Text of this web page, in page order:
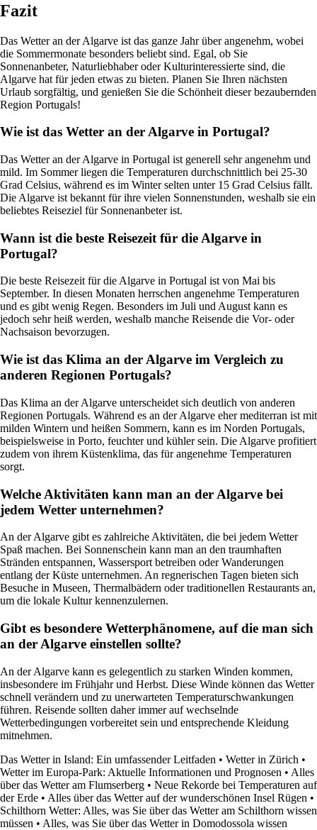
Fazit
Das Wetter an der Algarve ist das ganze Jahr über angenehm, wobei
die Sommermonate besonders beliebt sind. Egal, ob Sie
Sonnenanbeter, Naturliebhaber oder Kulturinteressierte sind, die
Algarve hat für jeden etwas zu bieten. Planen Sie Ihren nächsten
Urlaub sorgfältig, und genießen Sie die Schönheit dieser bezaubernden
Region Portugals!
Wie ist das Wetter an der Algarve in Portugal?
Das Wetter an der Algarve in Portugal ist generell sehr angenehm und
mild. Im Sommer liegen die Temperaturen durchschnittlich bei 25-30
Grad Celsius, während es im Winter selten unter 15 Grad Celsius fällt.
Die Algarve ist bekannt für ihre vielen Sonnenstunden, weshalb sie ein
beliebtes Reiseziel für Sonnenanbeter ist.
Wann ist die beste Reisezeit für die Algarve in
Portugal?
Die beste Reisezeit für die Algarve in Portugal ist von Mai bis
September. In diesen Monaten herrschen angenehme Temperaturen
und es gibt wenig Regen. Besonders im Juli und August kann es
jedoch sehr heiß werden, weshalb manche Reisende die Vor- oder
Nachsaison bevorzugen.
Wie ist das Klima an der Algarve im Vergleich zu
anderen Regionen Portugals?
Das Klima an der Algarve unterscheidet sich deutlich von anderen
Regionen Portugals. Während es an der Algarve eher mediterran ist mit
milden Wintern und heißen Sommern, kann es im Norden Portugals,
beispielsweise in Porto, feuchter und kühler sein. Die Algarve profitiert
zudem von ihrem Küstenklima, das für angenehme Temperaturen
sorgt.
Welche Aktivitäten kann man an der Algarve bei
jedem Wetter unternehmen?
An der Algarve gibt es zahlreiche Aktivitäten, die bei jedem Wetter
Spaß machen. Bei Sonnenschein kann man an den traumhaften
Stränden entspannen, Wassersport betreiben oder Wanderungen
entlang der Küste unternehmen. An regnerischen Tagen bieten sich
Besuche in Museen, Thermalbädern oder traditionellen Restaurants an,
um die lokale Kultur kennenzulernen.
Gibt es besondere Wetterphänomene, auf die man sich
an der Algarve einstellen sollte?
An der Algarve kann es gelegentlich zu starken Winden kommen,
insbesondere im Frühjahr und Herbst. Diese Winde können das Wetter
schnell verändern und zu unerwarteten Temperaturschwankungen
führen. Reisende sollten daher immer auf wechselnde
Wetterbedingungen vorbereitet sein und entsprechende Kleidung
mitnehmen.
Das Wetter in Island: Ein umfassender Leitfaden • Wetter in Zürich •
Wetter im Europa-Park: Aktuelle Informationen und Prognosen • Alles
über das Wetter am Flumserberg • Neue Rekorde bei Temperaturen auf
der Erde • Alles über das Wetter auf der wunderschönen Insel Rügen •
Schilthorn Wetter: Alles, was Sie über das Wetter am Schilthorn wissen
müssen • Alles, was Sie über das Wetter in Domodossola wissen